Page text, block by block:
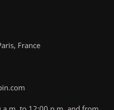
France